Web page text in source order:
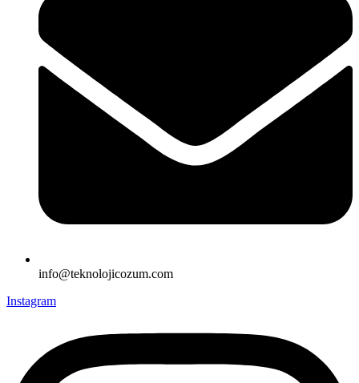
info@teknolojicozum.com
Instagram